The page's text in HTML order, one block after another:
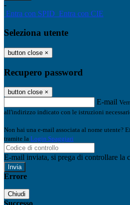
-
Entra con SPID Entra con CIE
Seleziona utente
button close ×
Recupero password
button close ×
E-mail
all'indirizzo indicato con le istruzioni
Non hai una e-mail associata al nome utente?
tramite la Login Spaggiari
E-mail inviata, si prega di controllare la
Errore
Chiudi